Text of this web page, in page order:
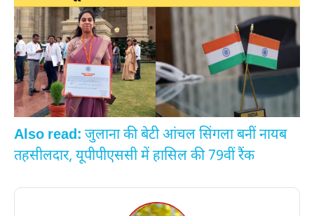
Also read: जुलाना की बेटी आंचल सिंगला बनीं नायब
तहसीलदार, यूपीपीएससी में हासिल की 79वीं रैंक